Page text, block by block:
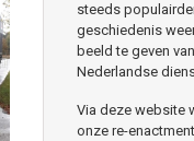
steeds
geschiedenis
beeld te geven
Nederlandse
Via deze website
onze re-